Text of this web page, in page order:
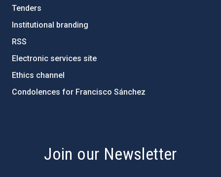
Tenders
Institutional branding
RSS
Electronic services site
Ethics channel
Condolences for Francisco Sánchez
Join our Newsletter